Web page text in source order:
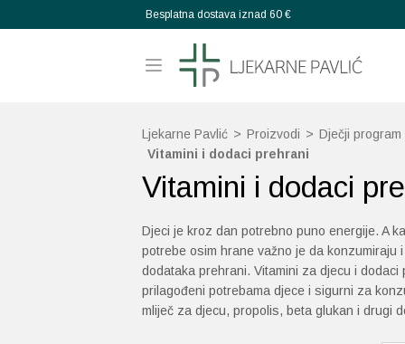
Besplatna dostava iznad 60 €
Ljekarne Pavlić > Proizvodi > Dječji program
Vitamini i dodaci prehrani
Vitamini i dodaci
Djeci je kroz dan potrebno puno energije. A
potrebe osim hrane važno je da konzumiraju
dodataka prehrani. Vitamini za djecu i
prilagođeni potrebama djece i sigurni za
mliječ za djecu, propolis, beta glukan i drugi